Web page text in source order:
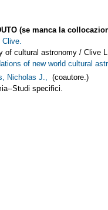
(se manca la
Clive.
of cultural astronomy / Clive
of new world cultural
Nicholas J., (coautore.)
Studi specifici.